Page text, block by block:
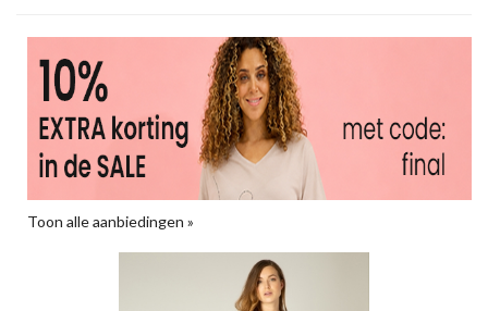
Toon alle aanbiedingen »